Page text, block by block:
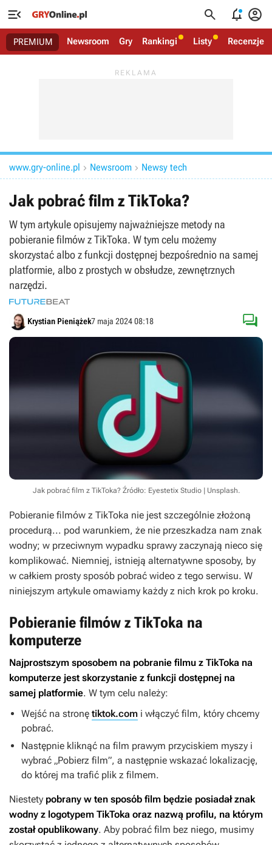
   
PREMIUM Newsroom Gry Rankingi Listy Recenzje
www.gry-online.pl  Newsroom  Newsy tech
Jak pobrać film z TikToka?
W tym artykule opisujemy najważniejsze metody na
pobieranie filmów z TikToka. W tym celu możemy
skorzystać albo z funkcji dostępnej bezpośrednio na samej
platformie, albo z prostych w obsłudze, zewnętrznych
narzędzi.
Krystian Pieniążek7 maja 2024 08:18 
Jak pobrać film z TikToka? Źródło: Eyestetix Studio | Unsplash.
Pobieranie filmów z TikToka nie jest szczególnie złożoną
procedurą... pod warunkiem, że nie przeszkadza nam znak
wodny; w przeciwnym wypadku sprawy zaczynają nieco się
komplikować. Niemniej, istnieją alternatywne sposoby, by
w całkiem prosty sposób pobrać wideo z tego serwisu. W
niniejszym artykule omawiamy każdy z nich krok po kroku.
Pobieranie filmów z TikToka na
komputerze
Najprostszym sposobem na pobranie filmu z TikToka na
komputerze jest skorzystanie z funkcji dostępnej na
samej platformie. W tym celu należy:
Wejść na stronę tiktok.com i włączyć film, który chcemy
pobrać.
Następnie kliknąć na film prawym przyciskiem myszy i
wybrać „Pobierz film”, a następnie wskazać lokalizację,
do której ma trafić plik z filmem.
Niestety pobrany w ten sposób film będzie posiadał znak
wodny z logotypem TikToka oraz nazwą profilu, na którym
został opublikowany. Aby pobrać film bez niego, musimy